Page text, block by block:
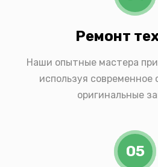
Ремонт
Наши опытные мастера
используя современное
оригинальные
05